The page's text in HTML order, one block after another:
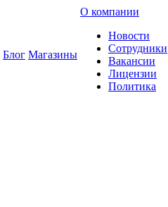
Блог Магазины
О компании
Новости
Сотрудники
Вакансии
Лицензии
Политика